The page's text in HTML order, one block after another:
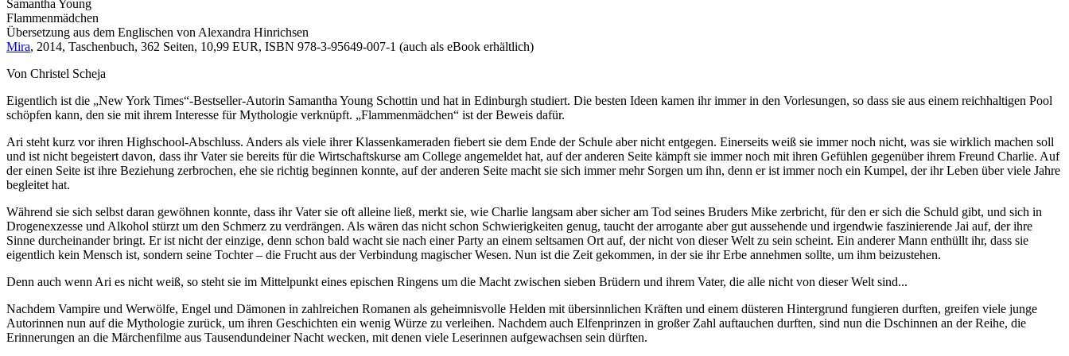
Samantha Young
Flammenmädchen
Übersetzung aus dem Englischen von Alexandra Hinrichsen
Mira, 2014, Taschenbuch, 362 Seiten, 10,99 EUR, ISBN 978-3-95649-007-1 (auch als eBook erhältlich)
Von Christel Scheja
Eigentlich ist die „New York Times“-Bestseller-Autorin Samantha Young Schottin und hat in Edinburgh studiert. Die besten Ideen kamen ihr immer in den Vorlesungen, so dass sie aus einem reichhaltigen Pool
schöpfen kann, den sie mit ihrem Interesse für Mythologie verknüpft. „Flammenmädchen“ ist der Beweis dafür.
Ari steht kurz vor ihren Highschool-Abschluss. Anders als viele ihrer Klassenkameraden fiebert sie dem Ende der Schule aber nicht entgegen. Einerseits weiß sie immer noch nicht, was sie wirklich machen soll
und ist nicht begeistert davon, dass ihr Vater sie bereits für die Wirtschaftskurse am College angemeldet hat, auf der anderen Seite kämpft sie immer noch mit ihren Gefühlen gegenüber ihrem Freund Charlie. Auf
der einen Seite ist ihre Beziehung zerbrochen, ehe sie richtig beginnen konnte, auf der anderen Seite macht sie sich immer mehr Sorgen um ihn, denn er ist immer noch ein Kumpel, der ihr Leben über viele Jahre
begleitet hat.
Während sie sich selbst daran gewöhnen konnte, dass ihr Vater sie oft alleine ließ, merkt sie, wie Charlie langsam aber sicher am Tod seines Bruders Mike zerbricht, für den er sich die Schuld gibt, und sich in
Drogenexzesse und Alkohol stürzt um den Schmerz zu verdrängen. Als wären das nicht schon Schwierigkeiten genug, taucht der arrogante aber gut aussehende und irgendwie faszinierende Jai auf, der ihre
Sinne durcheinander bringt. Er ist nicht der einzige, denn schon bald wacht sie nach einer Party an einem seltsamen Ort auf, der nicht von dieser Welt zu sein scheint. Ein anderer Mann enthüllt ihr, dass sie
eigentlich kein Mensch ist, sondern seine Tochter – die Frucht aus der Verbindung magischer Wesen. Nun ist die Zeit gekommen, in der sie ihr Erbe annehmen sollte, um ihm beizustehen.
Denn auch wenn Ari es nicht weiß, so steht sie im Mittelpunkt eines epischen Ringens um die Macht zwischen sieben Brüdern und ihrem Vater, die alle nicht von dieser Welt sind...
Nachdem Vampire und Werwölfe, Engel und Dämonen in zahlreichen Romanen als geheimnisvolle Helden mit übersinnlichen Kräften und einem düsteren Hintergrund fungieren durften, greifen viele junge
Autorinnen nun auf die Mythologie zurück, um ihren Geschichten ein wenig Würze zu verleihen. Nachdem auch Elfenprinzen in großer Zahl auftauchen durften, sind nun die Dschinnen an der Reihe, die
Erinnerungen an die Märchenfilme aus Tausendundeiner Nacht wecken, mit denen viele Leserinnen aufgewachsen sein dürften.